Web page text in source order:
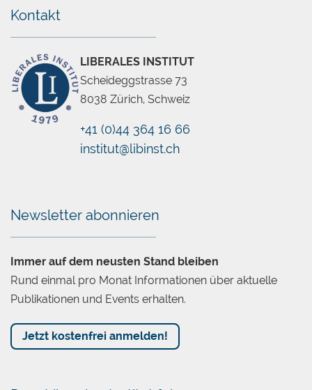
Chatbot
Kontakt
LIBERALES INSTITUT
Scheideggstrasse 73
8038 Zürich, Schweiz
+41 (0)44 364 16 66
institut@libinst.ch
Newsletter abonnieren
Immer auf dem neusten Stand bleiben
Rund einmal pro Monat Informationen über aktuelle
Publikationen und Events erhalten.
Jetzt kostenfrei anmelden!